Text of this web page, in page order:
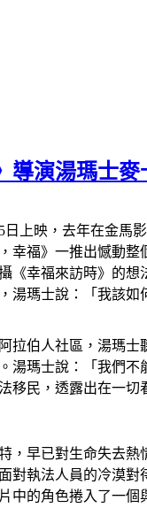
導演湯瑪士
上映，去年在金馬
幸福》一推出憾動
《幸福來訪時》的
湯瑪士說：「我該
拉伯人社區，湯瑪
湯瑪士說：「我們
移民，透露出在一
，早已對生命失去
對執法人員的冷漠
中的角色捲入了一